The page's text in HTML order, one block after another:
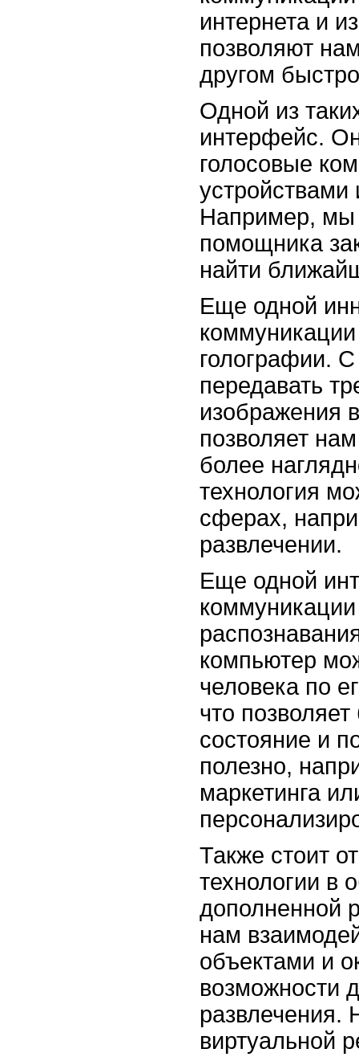
интернета и
позволяют
другом
Одной из
интерфейс.
голосовые
Например, мы
помощника
найти
Еще одной
коммуникации
голографии.
передавать
изображения
позволяет
более
технология
сферах,
развлечении.
Еще одной
коммуникации
компьютер
человека по
что
состояние и
полезно,
маркетинга
Также стоит
технологии в
дополненной
нам
объектами и
возможности
виртуальной